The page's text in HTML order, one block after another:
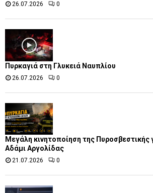
26.07.2026 0
Πυρκαγιά στη Γλυκειά Ναυπλίου
26.07.2026 0
Μεγάλη κινητοποίηση της Πυροσβεστικής
Αδάμι Αργολίδας
21.07.2026 0